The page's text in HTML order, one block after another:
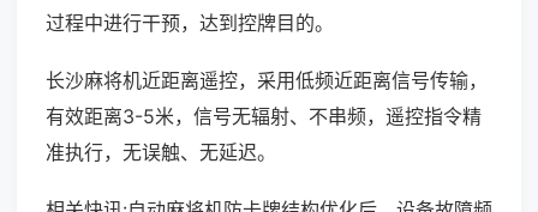
过程中进行干预，达到控牌目的。
长沙麻将机近距离遥控，采用低频近距离信号传输，
有效距离3-5米，信号无辐射、不串频，遥控指令精
准执行，无误触、无延迟。